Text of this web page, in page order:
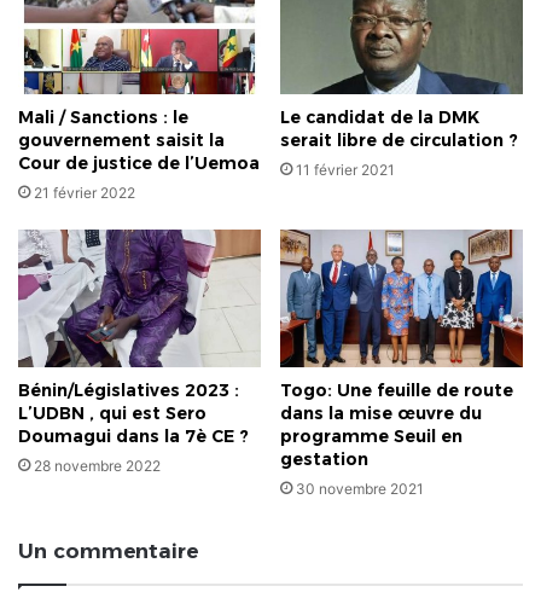
Mali / Sanctions : le
gouvernement saisit la
Cour de justice de l’Uemoa
21 février 2022
Le candidat de la DMK
serait libre de circulation ?
11 février 2021
Bénin/Législatives 2023 :
L’UDBN , qui est Sero
Doumagui dans la 7è CE ?
28 novembre 2022
Togo: Une feuille de route
dans la mise œuvre du
programme Seuil en
gestation
30 novembre 2021
Un commentaire